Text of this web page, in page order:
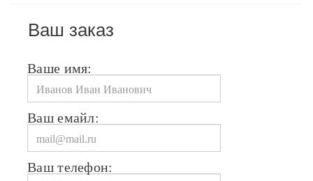
Ваш заказ
Ваше имя:
Ваш емайл:
Ваш телефон: